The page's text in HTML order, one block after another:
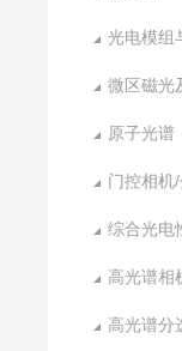
光电模组
微区磁光
原子光谱
门控相机
综合光电
高光谱相
高光谱分